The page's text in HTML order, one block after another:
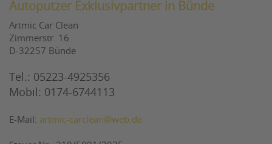
Autoputzer Exklusivpartner in Bünde
Artmic Car Clean
Zimmerstr. 16
D-32257 Bünde
Tel.: 05223-4925356
Mobil: 0174-6744113
E-Mail: artmic-carclean@web.de